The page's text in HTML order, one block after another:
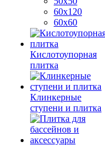
60х120
60х60
Кислотоупорная
плитка
Клинкерные
ступени и плитка